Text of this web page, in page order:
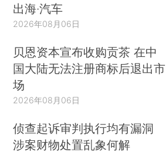
出海·汽车
2026年08月06日
贝恩资本宣布收购贡茶 在中
国大陆无法注册商标后退出市
场
2026年08月06日
侦查起诉审判执行均有漏洞
涉案财物处置乱象何解